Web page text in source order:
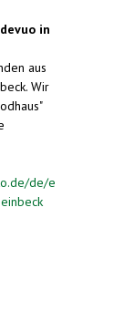
in
aus
Wir
de/e